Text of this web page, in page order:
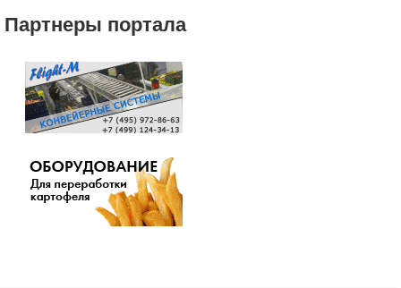
Партнеры портала